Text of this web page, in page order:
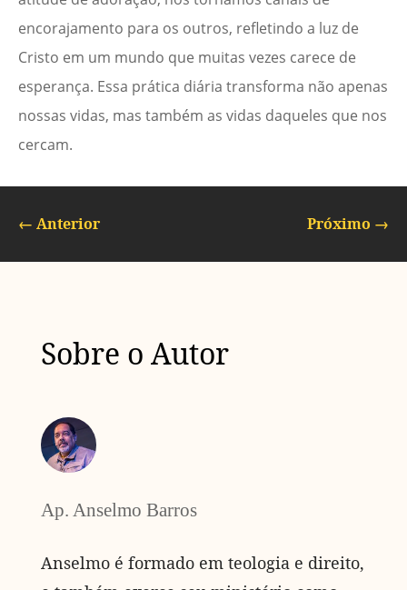
encorajamento para os outros, refletindo a luz de
Cristo em um mundo que muitas vezes carece de
esperança. Essa prática diária transforma não apenas
nossas vidas, mas também as vidas daqueles que nos
cercam.
← Anterior Próximo →
Sobre o Autor
Ap. Anselmo Barros
Anselmo é formado em teologia e direito,